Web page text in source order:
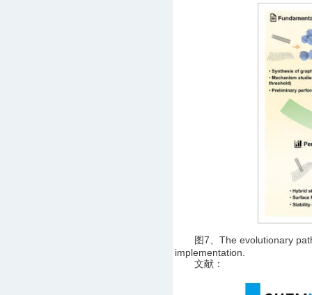
图7、The evolutionary path
implementation.
文献：